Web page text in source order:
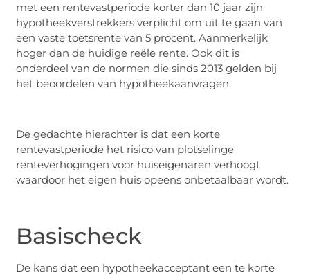
met een rentevastperiode korter dan 10 jaar zijn
hypotheekverstrekkers verplicht om uit te gaan van
een vaste toetsrente van 5 procent. Aanmerkelijk
hoger dan de huidige reële rente. Ook dit is
onderdeel van de normen die sinds 2013 gelden bij
het beoordelen van hypotheekaanvragen.
De gedachte hierachter is dat een korte
rentevastperiode het risico van plotselinge
renteverhogingen voor huiseigenaren verhoogt
waardoor het eigen huis opeens onbetaalbaar wordt.
Basischeck
De kans dat een hypotheekacceptant een te korte